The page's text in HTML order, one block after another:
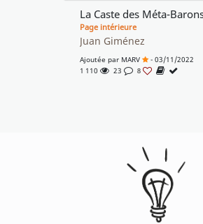
Page intérieure
Juan Giménez
Ajoutée par MARV
- 03/11/2022
1 110
23 8